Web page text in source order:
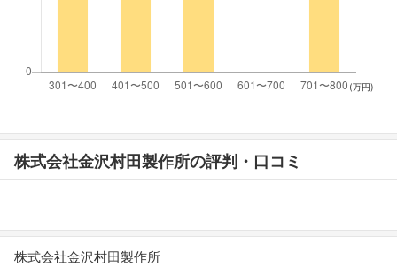
(万円)
株式会社金沢村田製作所の評判・口コミ
株式会社金沢村田製作所